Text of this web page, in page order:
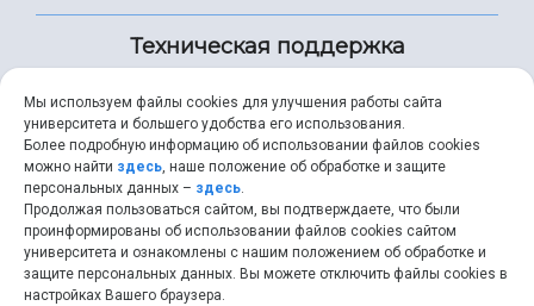
Техническая поддержка
+7 (846) 267-49-99
help@ssau.ru
Мы используем файлы cookies для улучшения работы сайта
университета и большего удобства его использования.
Более подробную информацию об использовании файлов cookies
можно найти здесь, наше положение об обработке и защите
персональных данных – здесь.
Продолжая пользоваться сайтом, вы подтверждаете, что были
проинформированы об использовании файлов cookies сайтом
университета и ознакомлены с нашим положением об обработке и
защите персональных данных. Вы можете отключить файлы cookies в
настройках Вашего браузера.